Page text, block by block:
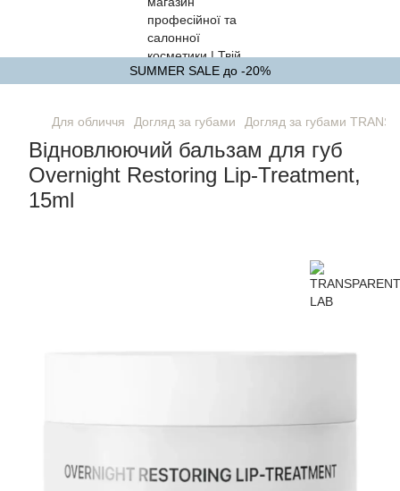
SUMMER SALE до -20%
Для обличчя Догляд за губами Догляд за губами
Відновлюючий бальзам для губ
Overnight Restoring Lip-Treatment,
15ml